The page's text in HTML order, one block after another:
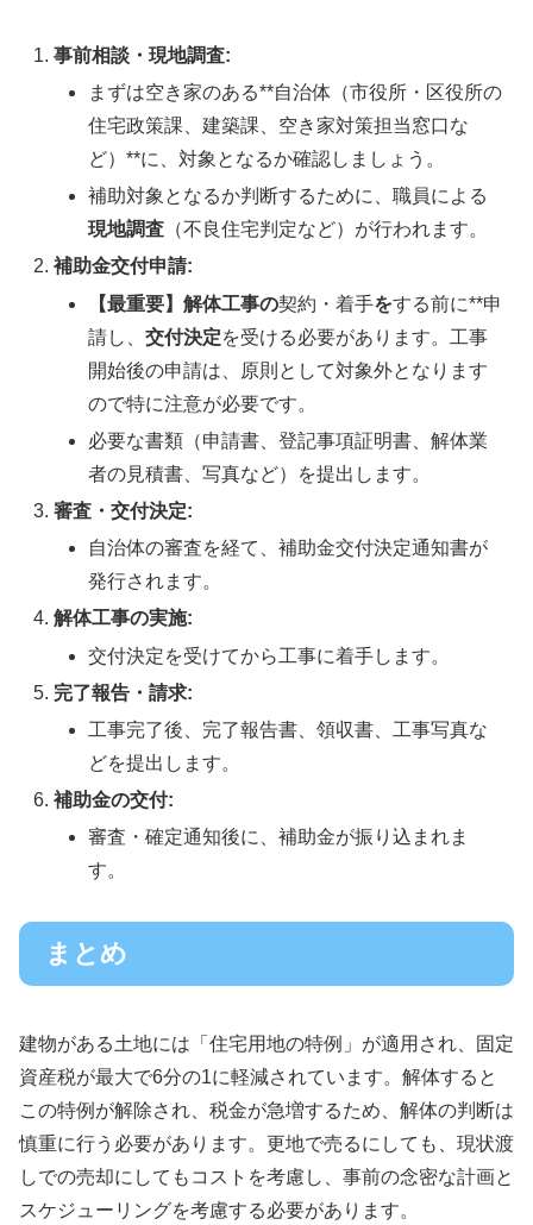
事前相談・現地調査:
まずは空き家のある**自治体（市役所・区役所の
住宅政策課、建築課、空き家対策担当窓口な
ど）**に、対象となるか確認しましょう。
補助対象となるか判断するために、職員による
現地調査 （不良住宅判定など）が行われます。
補助金交付申請:
【最重要】解体工事の契約・着手をする前に**申
請し、交付決定を受ける必要があります。工事
開始後の申請は、原則として対象外となります
ので特に注意が必要です。
必要な書類（申請書、登記事項証明書、解体業
者の見積書、写真など）を提出します。
審査・交付決定:
自治体の審査を経て、補助金交付決定通知書が
発行されます。
解体工事の実施:
交付決定を受けてから工事に着手します。
完了報告・請求:
工事完了後、完了報告書、領収書、工事写真な
どを提出します。
補助金の交付:
審査・確定通知後に、補助金が振り込まれま
す。
まとめ
建物がある土地には「住宅用地の特例」が適用され、固定
資産税が最大で6分の1に軽減されています。解体すると
この特例が解除され、税金が急増するため、解体の判断は
慎重に行う必要があります。更地で売るにしても、現状渡
しでの売却にしてもコストを考慮し、事前の念密な計画と
スケジューリングを考慮する必要があります。